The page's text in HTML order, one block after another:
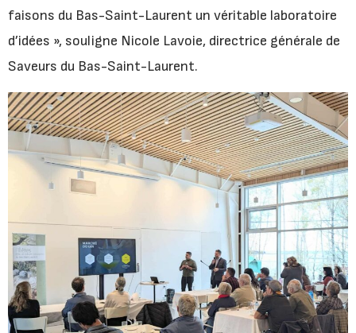
faisons du Bas-Saint-Laurent un véritable laboratoire
d’idées », souligne Nicole Lavoie, directrice générale de
Saveurs du Bas-Saint-Laurent.